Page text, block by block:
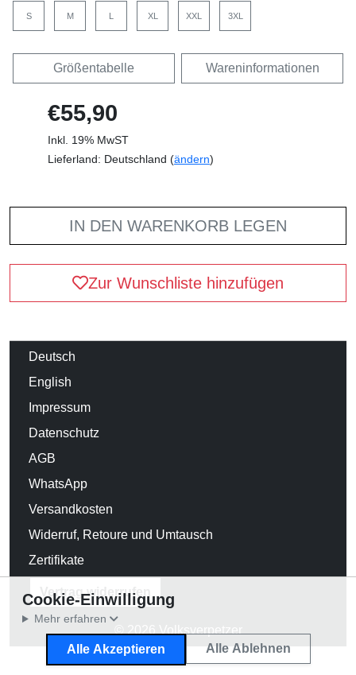
S M L XL XXL 3XL
Größentabelle Wareninformationen
€55,90
Inkl. 19% MwST
Lieferland: Deutschland (ändern)
IN DEN WARENKORB LEGEN
Zur Wunschliste hinzufügen
Deutsch
English
Impressum
Datenschutz
AGB
WhatsApp
Versandkosten
Widerruf, Retoure und Umtausch
Zertifikate
Vertrag widerrufen
© 2026 Volksverpetzer
Cookie-Einwilligung
Mehr erfahren
Alle Akzeptieren Alle Ablehnen